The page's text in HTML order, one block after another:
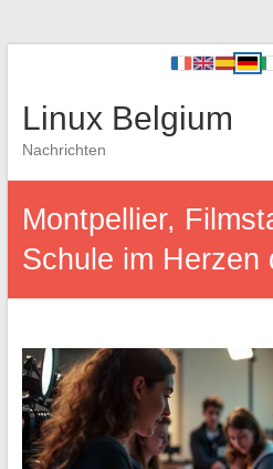
Linux Belgium
Nachrichten
Montpellier,
Schule im Herzen